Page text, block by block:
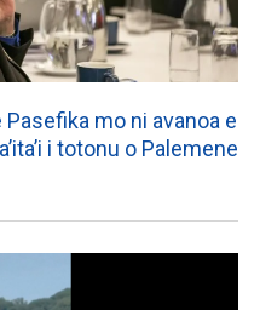
Pasefika mo ni avanoa e
i totonu o Palemene